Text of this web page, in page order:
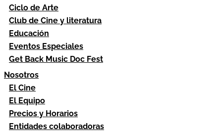
Ciclo de Arte
Club de Cine y literatura
Educación
Eventos Especiales
Get Back Music Doc Fest
Nosotros
El Cine
El Equipo
Precios y Horarios
Entidades colaboradoras